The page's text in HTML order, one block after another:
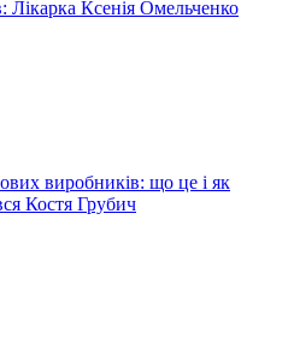
Лікарка Ксенія Омельченко
виробників: що це і як
Костя Грубич